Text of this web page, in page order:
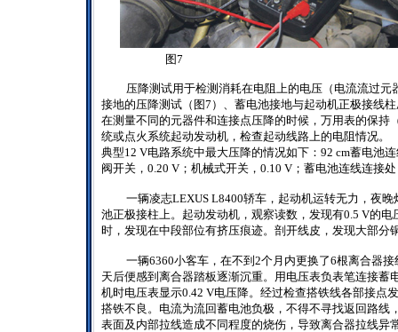
图7
压降测试用于检测消耗在电阻上的电压（电流流过
接地的压降测试（图7 ）、蓄电池接地与起动机正极接线
在测量不同的元器件和连接点压降的时候，万用表的保持
统或点火系统起动发动机，检查起动线路上的电阻情况。
典型12 V电路系统中最大压降的情况如下： 92 cm蓄电池
阀开关， 0.20 V ；机械式开关， 0.10 V ；蓄电池连线连接
一辆凌志LEXUS L8400轿车，起动机运转无力，夜
池正极接柱上。起动发动机，观察读数，发现有0.5 V的电
时，发现在中段部位有挤压痕迹。剖开线皮，发现大部
一辆6360小客车，在不到 2个月内更换了6根离合器接
天后便感到离合器踏板逐渐沉重。用电压表负表笔连接
机时电压表显示0.42 V电压降。经过检查搭铁线各部接点
搭铁不良。电流为流回蓄电池负极，不得不寻找返回路
表面及内部拉线造成不同程度的烧伤，导致离合器拉线异